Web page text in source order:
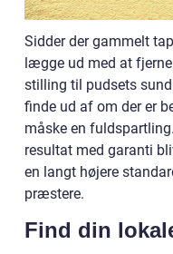
Sidder der gammelt
lægge ud med at
stilling til pudsets
finde ud af om der er
måske en
resultat med garanti
en langt højere
præstere.
Find din